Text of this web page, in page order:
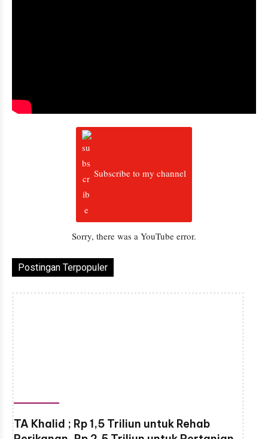
Subscribe to my channel
Sorry, there was a YouTube error.
Postingan Terpopuler
TA Khalid ; Rp 1,5 Triliun untuk Rehab